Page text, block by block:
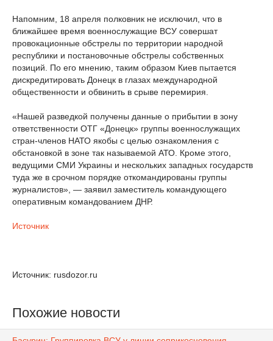
Напомним, 18 апреля полковник не исключил, что в
ближайшее время военнослужащие ВСУ совершат
провокационные обстрелы по территории народной
республики и постановочные обстрелы собственных
позиций. По его мнению, таким образом Киев пытается
дискредитировать Донецк в глазах международной
общественности и обвинить в срыве перемирия.
«Нашей разведкой получены данные о прибытии в зону
ответственности ОТГ «Донецк» группы военнослужащих
стран-членов НАТО якобы с целью ознакомления с
обстановкой в зоне так называемой АТО. Кроме этого,
ведущими СМИ Украины и нескольких западных государств
туда же в срочном порядке откомандированы группы
журналистов», — заявил заместитель командующего
оперативным командованием ДНР.
Источник
Источник: rusdozor.ru
Похожие новости